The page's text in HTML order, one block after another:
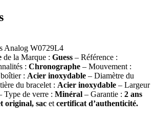
Analog W0729L4
de la Marque : Guess – Référence :
: Chronographe – Mouvement :
: Acier inoxydable – Diamètre du
du bracelet : Acier inoxydable – Largeur
Type de verre : Minéral – Garantie : 2 ans
original, sac et certificat d’authenticité.